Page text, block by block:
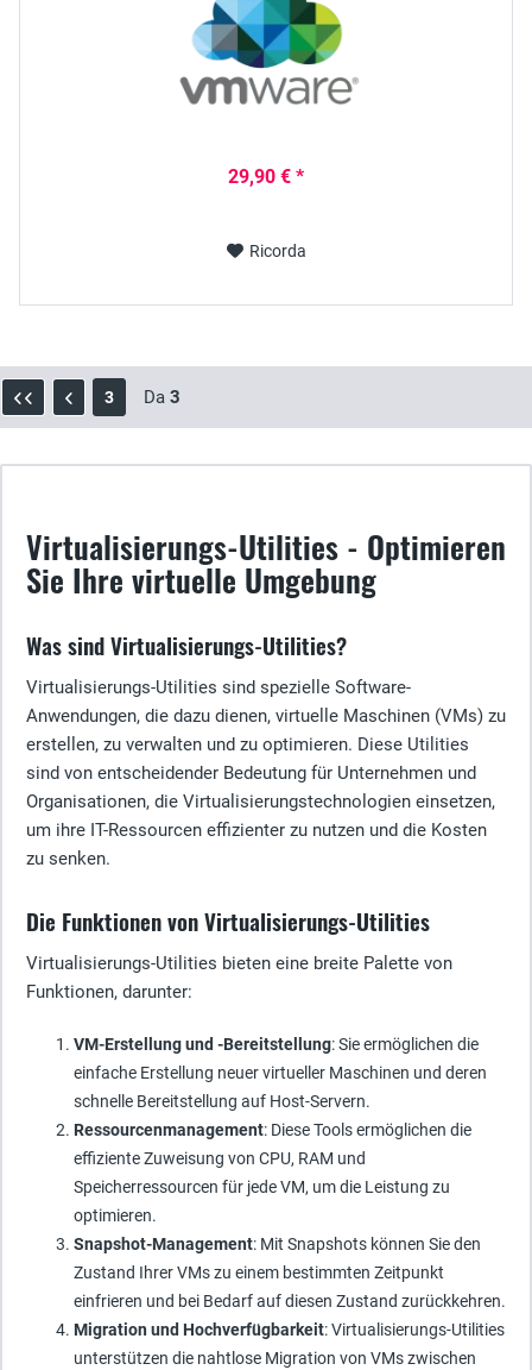
29,90 € *
Ricorda
3 Da 3
Virtualisierungs-Utilities - Optimieren
Sie Ihre virtuelle Umgebung
Was sind Virtualisierungs-Utilities?
Virtualisierungs-Utilities sind spezielle Software-
Anwendungen, die dazu dienen, virtuelle Maschinen (VMs) zu
erstellen, zu verwalten und zu optimieren. Diese Utilities
sind von entscheidender Bedeutung für Unternehmen und
Organisationen, die Virtualisierungstechnologien einsetzen,
um ihre IT-Ressourcen effizienter zu nutzen und die Kosten
zu senken.
Die Funktionen von Virtualisierungs-Utilities
Virtualisierungs-Utilities bieten eine breite Palette von
Funktionen, darunter:
VM-Erstellung und -Bereitstellung: Sie ermöglichen die
einfache Erstellung neuer virtueller Maschinen und deren
schnelle Bereitstellung auf Host-Servern.
Ressourcenmanagement: Diese Tools ermöglichen die
effiziente Zuweisung von CPU, RAM und
Speicherressourcen für jede VM, um die Leistung zu
optimieren.
Snapshot-Management: Mit Snapshots können Sie den
Zustand Ihrer VMs zu einem bestimmten Zeitpunkt
einfrieren und bei Bedarf auf diesen Zustand zurückkehren.
Migration und Hochverfügbarkeit: Virtualisierungs-Utilities
unterstützen die nahtlose Migration von VMs zwischen